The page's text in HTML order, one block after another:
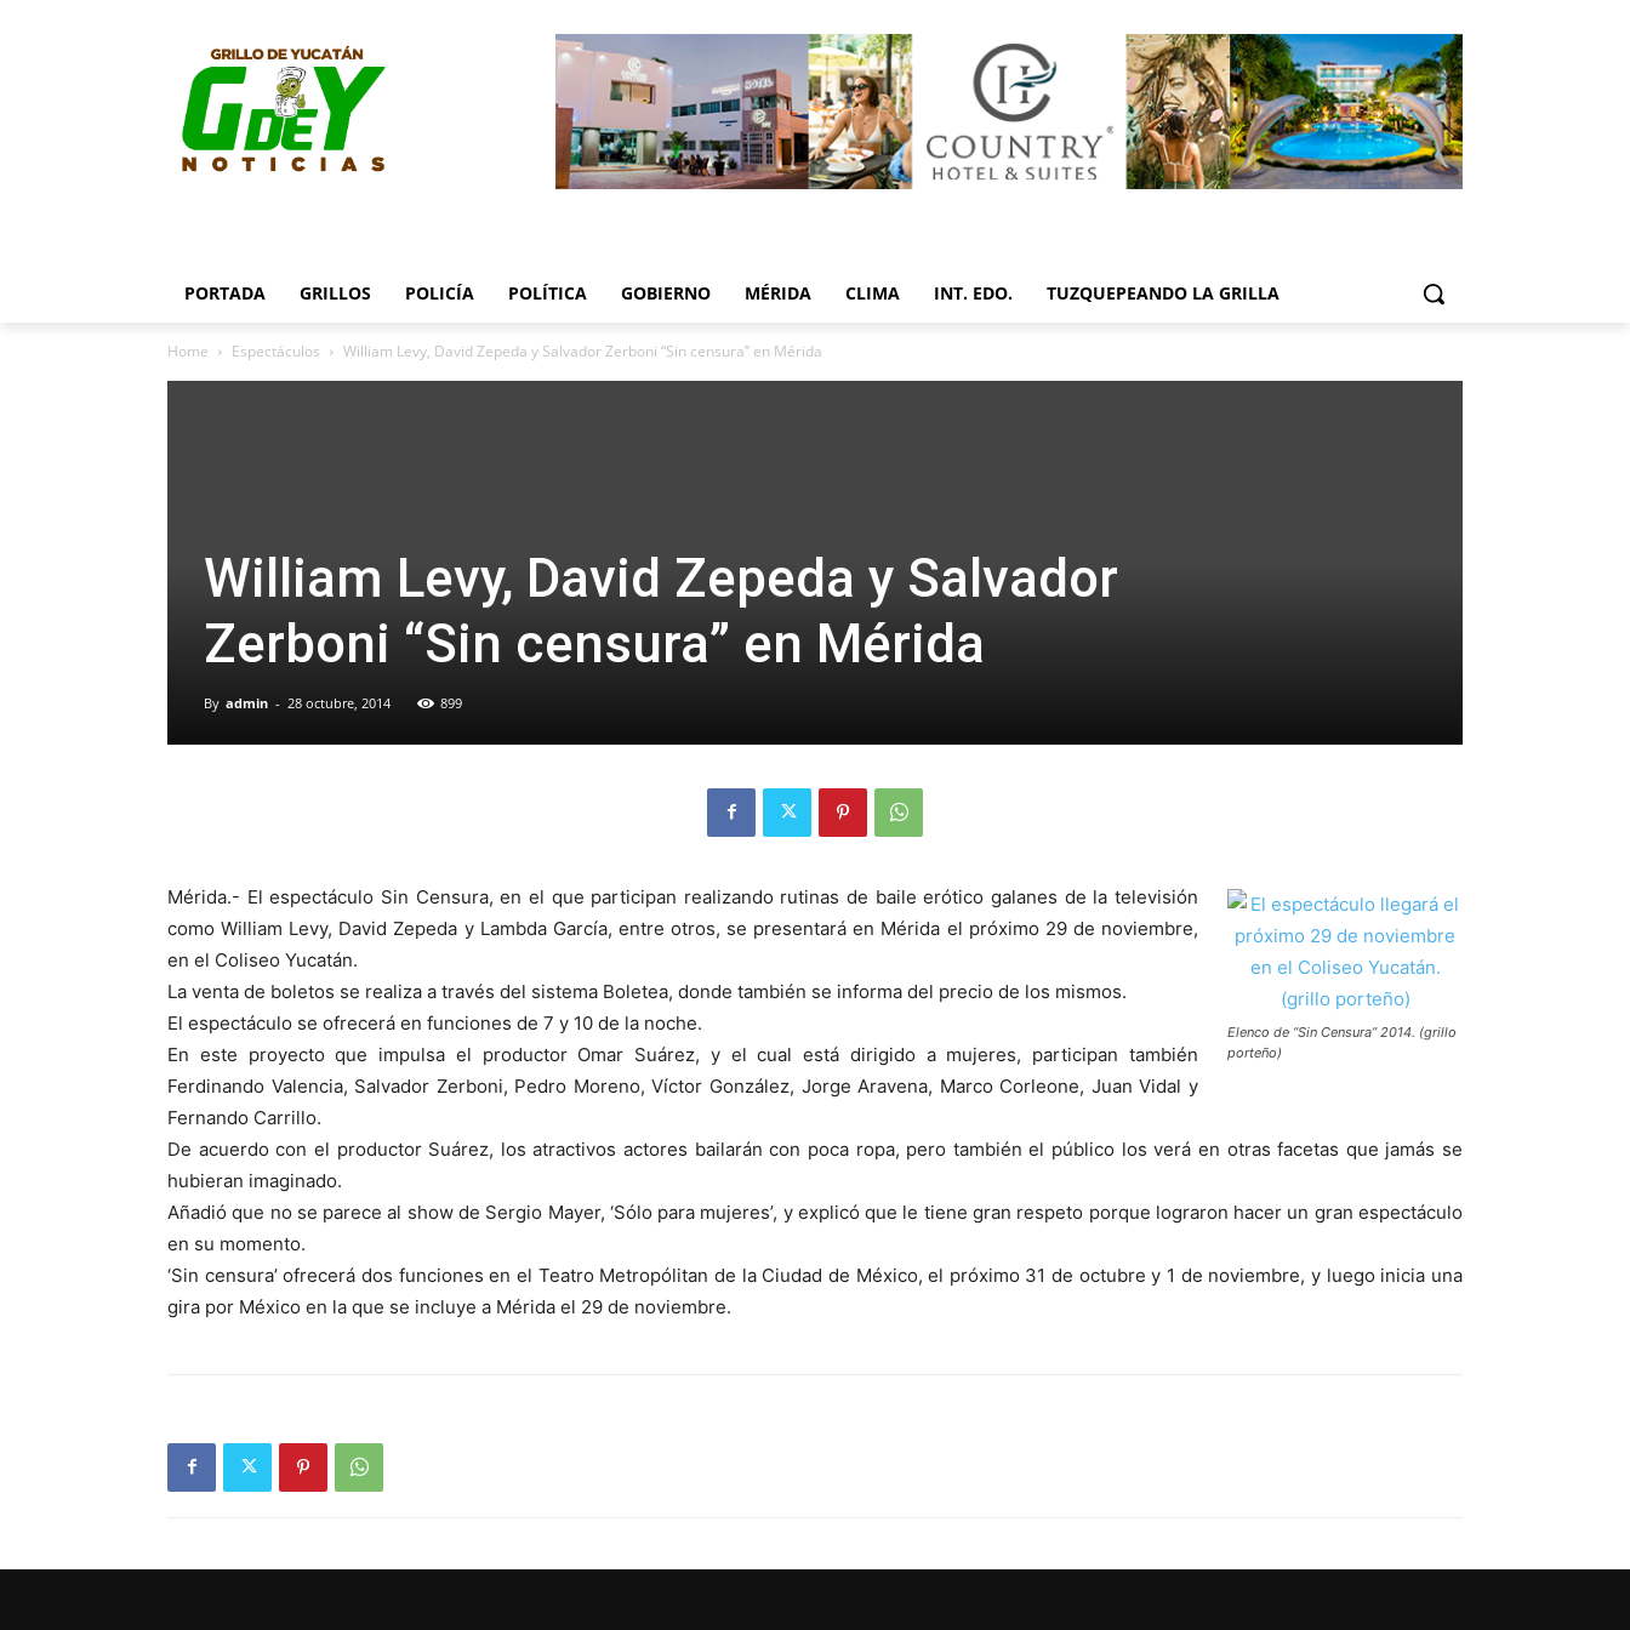
PORTADA GRILLOS POLICÍA POLÍTICA GOBIERNO MÉRIDA CLIMA INT. EDO. TUZQUEPEANDO LA GRILLA
Home Espectáculos William Levy, David Zepeda y Salvador Zerboni “Sin censura” en Mérida
William Levy, David Zepeda y Salvador
Zerboni “Sin censura” en Mérida
By admin - 28 octubre, 2014 899
Elenco de “Sin Censura” 2014. (grillo
porteño)
Mérida.- El espectáculo Sin Censura, en el que participan realizando rutinas de baile erótico galanes de la televisión
como William Levy, David Zepeda y Lambda García, entre otros, se presentará en Mérida el próximo 29 de noviembre,
en el Coliseo Yucatán.
La venta de boletos se realiza a través del sistema Boletea, donde también se informa del precio de los mismos.
El espectáculo se ofrecerá en funciones de 7 y 10 de la noche.
En este proyecto que impulsa el productor Omar Suárez, y el cual está dirigido a mujeres, participan también
Ferdinando Valencia, Salvador Zerboni, Pedro Moreno, Víctor González, Jorge Aravena, Marco Corleone, Juan Vidal y
Fernando Carrillo.
De acuerdo con el productor Suárez, los atractivos actores bailarán con poca ropa, pero también el público los verá en otras facetas que jamás se
hubieran imaginado.
Añadió que no se parece al show de Sergio Mayer, ‘Sólo para mujeres’, y explicó que le tiene gran respeto porque lograron hacer un gran espectáculo
en su momento.
‘Sin censura’ ofrecerá dos funciones en el Teatro Metropólitan de la Ciudad de México, el próximo 31 de octubre y 1 de noviembre, y luego inicia una
gira por México en la que se incluye a Mérida el 29 de noviembre.